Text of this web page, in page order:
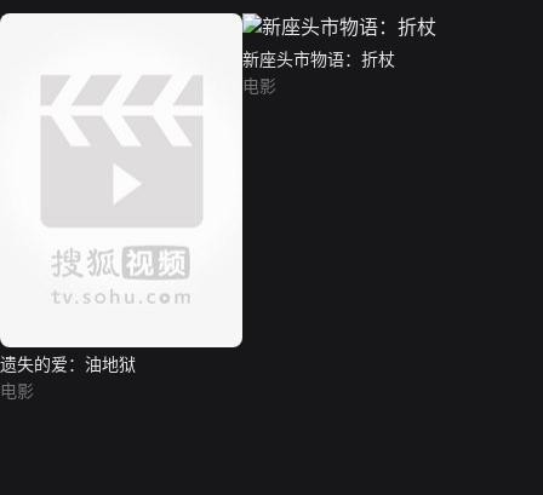
遗失的爱：油地狱
电影
新座头市物语：折杖
电影